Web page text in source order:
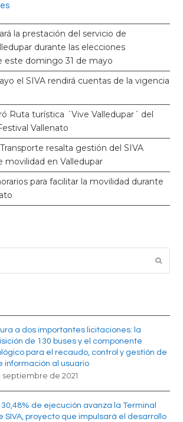
i
t
t
e
r
c
e
b
o
o
k
s
t
a
g
r
a
u
t
u
b
e
la prestación del servicio de
durante las elecciones
este domingo 31 de mayo
el SIVA rendirá cuentas de la vigencia
Ruta turística ´Vive Valledupar´ del
Vallenato
resalta gestión del SIVA
movilidad en Valledupar
para facilitar la movilidad durante
a dos importantes licitaciones: la
de 130 buses y el componente
para el recaudo, control y gestión de
información al usuario
septiembre de 2021
30,48% de ejecución avanza la Terminal
SIVA, proyecto que impulsará el desarrollo